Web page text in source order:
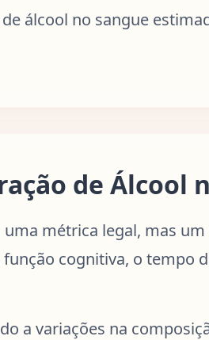
álcool no sangue
de Álcool
métrica legal, mas
cognitiva, o tempo
a variações na